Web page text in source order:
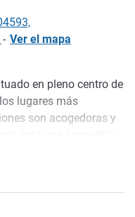
- Ver el mapa
en pleno centro de
lugares más
son acogedoras y
Aquí, podrás